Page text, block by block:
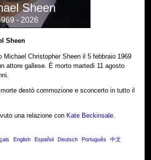
Sheen
- 2026
Sheen
Michael Christopher Sheen il 5 febbraio 1969
attore gallese. È morto martedì 11 agosto
destò commozione e sconcerto in tutto il
una relazione con Kate Beckinsale.
English Español Deutsch Português 中文